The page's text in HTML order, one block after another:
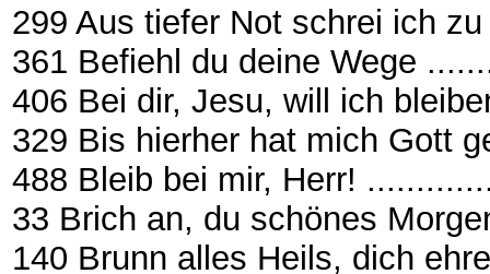
299 Aus tiefer Not schrei ich
361 Befiehl du deine Wege
406 Bei dir, Jesu, will ich
329 Bis hierher hat mich Gott
488 Bleib bei mir, Herr!
33 Brich an, du schönes
140 Brunn alles Heils, dich